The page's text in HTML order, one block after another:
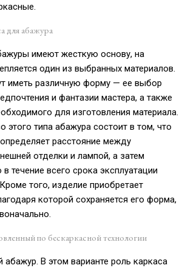
для абажура
имеют жесткую основу, на
один из выбранных материалов.
иметь различную форму — ее выбор
и фантазии мастера, а также
для изготовления материала.
этого типа абажура состоит в том, что
расстояние между
отделки и лампой, а затем
в течение всего срока эксплуатации
того, изделие приобретает
которой сохраняется его форма,
по бескаркасной технологии
абажур. В этом варианте роль каркаса